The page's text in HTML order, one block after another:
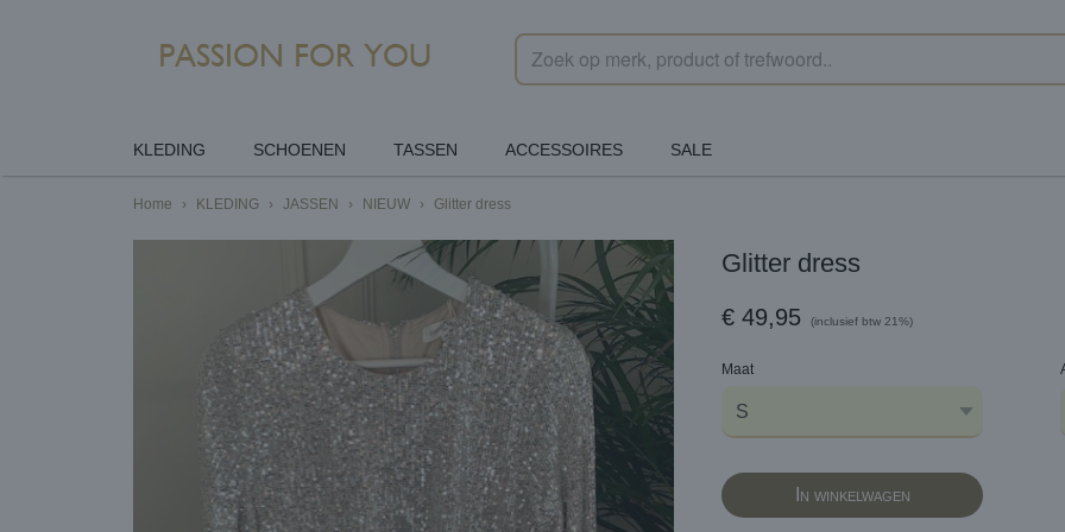
KLEDING SCHOENEN TASSEN ACCESSOIRES SALE
Home › KLEDING › JASSEN › NIEUW › Glitter dress
Glitter dress
€ 49,95 (inclusief btw 21%)
Maat
In winkelwagen